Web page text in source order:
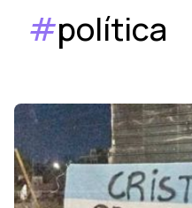
#política